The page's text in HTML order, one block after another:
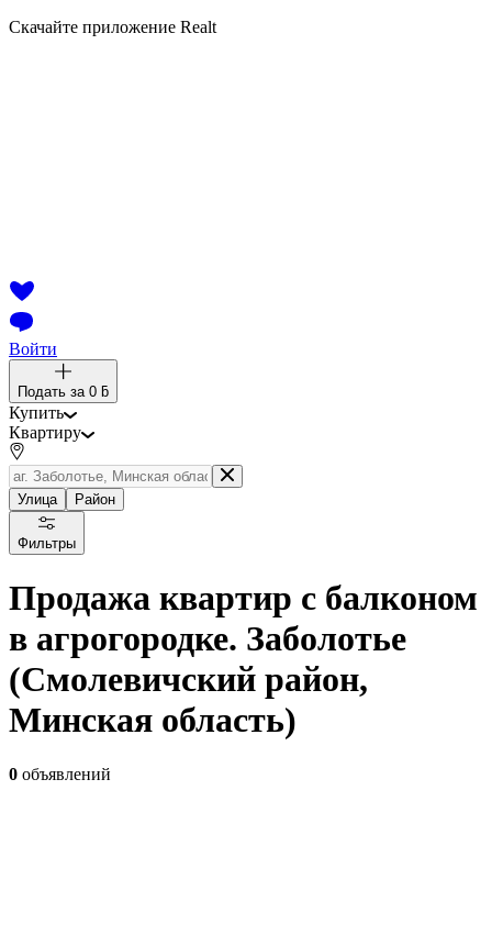
Скачайте приложение Realt
Войти
Подать за 0 ƃ
Купить
Квартиру
Улица Район
Фильтры
Продажа квартир с балконом
в агрогородке. Заболотье
(Смолевичский район,
Минская область)
0 объявлений